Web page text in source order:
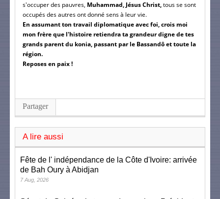
s'occuper des pauvres, Muhammad, Jésus Christ,tous se sont
occupés des autres ont donné sens à leur vie.
En assumant ton travail diplomatique avec foi, crois moi
mon frère que l'histoire retiendra ta grandeur digne de tes
grands parent du konia, passant par le Bassandô et toute la
région.
Reposes en paix !
Partager
A lire aussi
Fête de l' indépendance de la Côte d'Ivoire: arrivée
de Bah Oury à Abidjan
7 Aug, 2026